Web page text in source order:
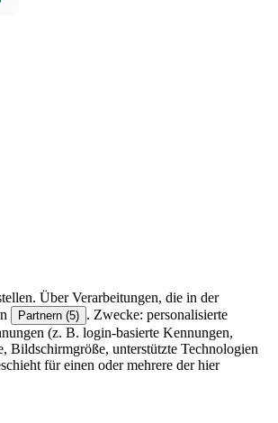
Über Verarbeitungen, die in der
Partnern (5) . Zwecke: personalisierte
(z. B. login-basierte Kennungen,
Bildschirmgröße, unterstützte Technologien
für einen oder mehrere der hier